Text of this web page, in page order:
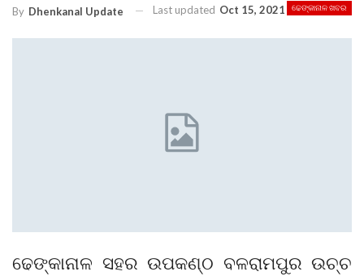
ଢେଙ୍କାନାଳ ଖବର
By Dhenkanal Update Last updated Oct 15, 2021
ଢେଙ୍କାନାଳ ସହର ଉପକଣ୍ଠ ବଳରାମପୁର ଉଚ୍ଚ